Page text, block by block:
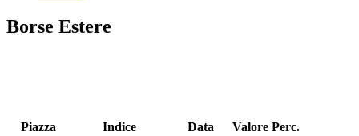
Borse Estere
Piazza Indice Data Valore Perc.